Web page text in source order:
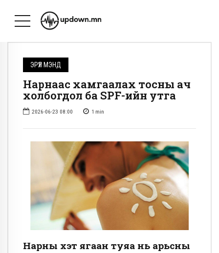
ЭРҮҮЛ МЭНД
Нарнаас хамгаалах тосны ач
холбогдол ба SPF-ийн утга
2026-06-23 08:00 1 min
Нарны хэт ягаан туяа нь арьсны